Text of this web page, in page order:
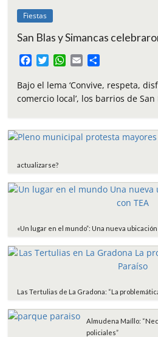
Fiestas
San Blas y Simancas
c
e
o
i
t
r
W
a
t
p
p
a
i
m
p
t
Bajo el lema ‘Convive, respeta,
comercio local’, los barrios de
actualizarse?
«Un lugar en el mundo”: Una nueva
Las Tertulias de La Gradona: “La
Almudena Maíllo:
policiales”